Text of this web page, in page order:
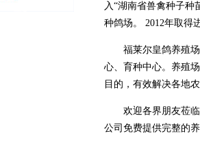
入“湖南省兽禽种子种
种鸽场。 2012年取得
福莱尔皇鸽养殖场
心、育种中心。养殖
目的，有效解决各地
欢迎各界朋友莅临
公司免费提供完整的